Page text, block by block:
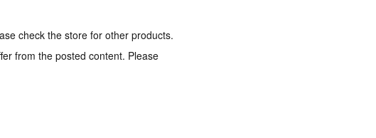
check the store for other products.
from the posted content. Please